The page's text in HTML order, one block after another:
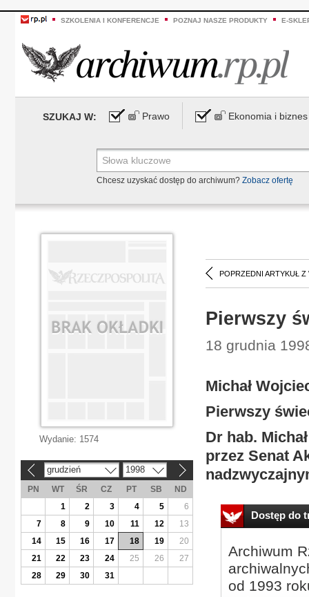
SZKOLENIA I KONFERENCJE POZNAJ NASZE PRODUKTY E-
SZUKAJ W: Prawo Ekonomia i biznes
Chcesz uzyskać dostęp do archiwum? Zobacz ofertę
POPRZEDNI ARTYKUŁ Z
Pierwszy
18 grudnia
Michał
Pierwszy
Dr hab.
przez Senat
Dostęp do
Archiwum
od 1993
Wydanie: 1574
grudzień 1998
PN WT ŚR CZ PT SB
ND
1
2 3 4 5
6
7
8 9 10 11 12
13
14
15 16 17 18 19
20
21
22 23 24 25 26
27
28
29 30 31